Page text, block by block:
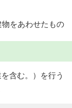
をあわせたもの
含む。）を行う